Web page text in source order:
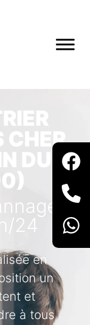
CHER
DU
24
en
un
et
à tous